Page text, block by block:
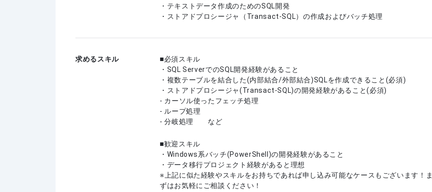
・テキストデータ作成のためのSQL開発
・ストアドプロシージャ（Transact-SQL）の作成およびバッチ処理
求めるスキル
必須スキル
・SQL ServerでのSQL開発経験があること
・複数テーブルを結合した(内部結合/外部結合)SQLを作成できること(必須)
・ストアドプロシージャ(Transact-SQL)の開発経験があること(必須)
- カーソル使ったフェッチ処理
- ループ処理
- 分岐処理 など
歓迎スキル
・Windows系バッチ(PowerShell)の開発経験があること
・データ移行プロジェクト経験があると理想
上記に似た経験やスキルをお持ちであれば申し込み可能なケースもございます！ま
ずはお気軽にご相談ください！